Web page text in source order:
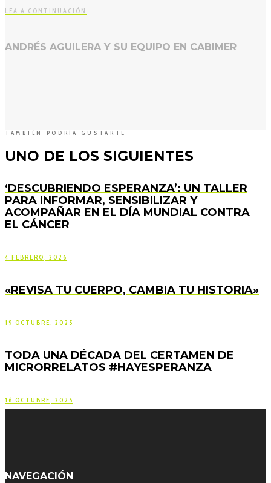
LEA A CONTINUACIÓN
ANDRÉS AGUILERA Y SU EQUIPO EN CABIMER
TAMBIÉN PODRÍA GUSTARTE
UNO DE LOS SIGUIENTES
‘DESCUBRIENDO ESPERANZA’: UN TALLER
PARA INFORMAR, SENSIBILIZAR Y
ACOMPAÑAR EN EL DÍA MUNDIAL CONTRA
EL CÁNCER
4 FEBRERO, 2026
«REVISA TU CUERPO, CAMBIA TU HISTORIA»
19 OCTUBRE, 2025
TODA UNA DÉCADA DEL CERTAMEN DE
MICRORRELATOS #HAYESPERANZA
16 OCTUBRE, 2025
NAVEGACIÓN